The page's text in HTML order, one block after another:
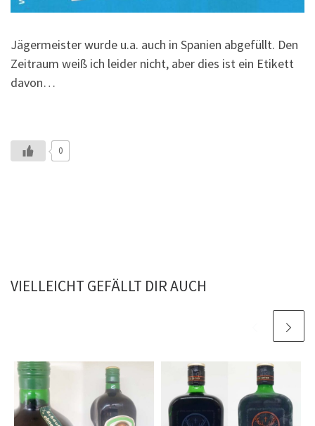
Jägermeister wurde u.a. auch in Spanien abgefüllt. Den
Zeitraum weiß ich leider nicht, aber dies ist ein Etikett
davon…
0
VIELLEICHT GEFÄLLT DIR AUCH